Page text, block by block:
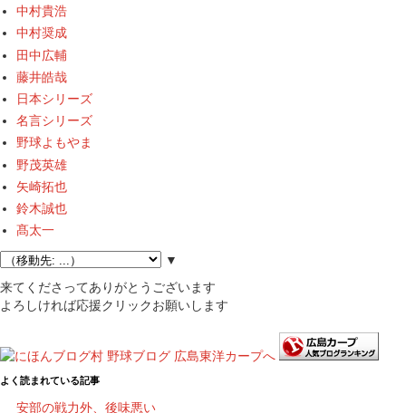
中村貴浩
中村奨成
田中広輔
藤井皓哉
日本シリーズ
名言シリーズ
野球よもやま
野茂英雄
矢崎拓也
鈴木誠也
髙太一
▼
来てくださってありがとうございます
よろしければ応援クリックお願いします
よく読まれている記事
安部の戦力外、後味悪い